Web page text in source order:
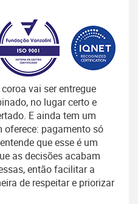
vai ser entregue
no lugar certo e
E ainda tem um
oferece: pagamento só
que esse é um
as decisões acabam
então facilitar a
de respeitar e priorizar